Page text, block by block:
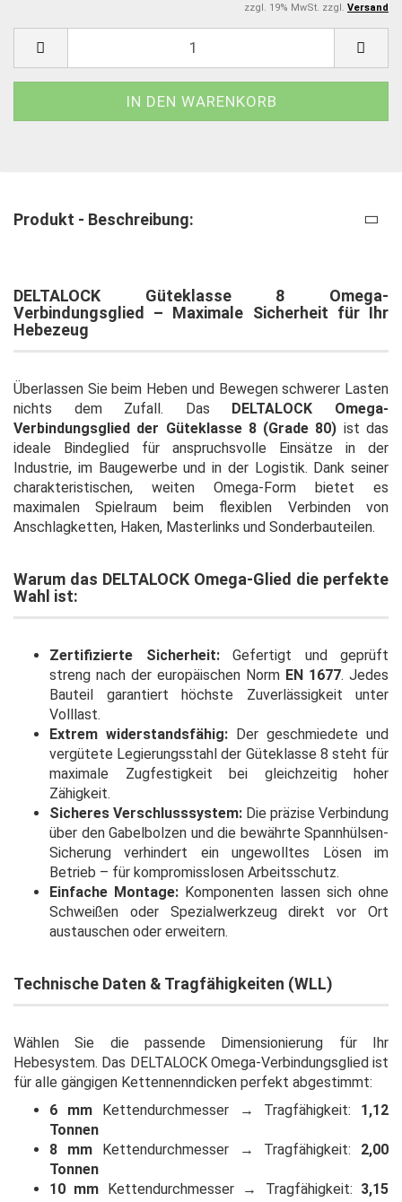
zzgl. 19% MwSt. zzgl. Versand
Produkt - Beschreibung:
DELTALOCK Güteklasse 8 Omega-
Verbindungsglied – Maximale Sicherheit für Ihr
Hebezeug
Überlassen Sie beim Heben und Bewegen schwerer Lasten
nichts dem Zufall. Das DELTALOCK Omega-
Verbindungsglied der Güteklasse 8 (Grade 80) ist das
ideale Bindeglied für anspruchsvolle Einsätze in der
Industrie, im Baugewerbe und in der Logistik. Dank seiner
charakteristischen, weiten Omega-Form bietet es
maximalen Spielraum beim flexiblen Verbinden von
Anschlagketten, Haken, Masterlinks und Sonderbauteilen.
Warum das DELTALOCK Omega-Glied die perfekte
Wahl ist:
Zertifizierte Sicherheit:Gefertigt und geprüft
streng nach der europäischen Norm EN 1677. Jedes
Bauteil garantiert höchste Zuverlässigkeit unter
Volllast.
Extrem widerstandsfähig: Der geschmiedete und
vergütete Legierungsstahl der Güteklasse 8 steht für
maximale Zugfestigkeit bei gleichzeitig hoher
Zähigkeit.
Sicheres Verschlusssystem: Die präzise Verbindung
über den Gabelbolzen und die bewährte Spannhülsen-
Sicherung verhindert ein ungewolltes Lösen im
Betrieb – für kompromisslosen Arbeitsschutz.
Einfache Montage: Komponenten lassen sich ohne
Schweißen oder Spezialwerkzeug direkt vor Ort
austauschen oder erweitern.
Technische Daten & Tragfähigkeiten (WLL)
Wählen Sie die passende Dimensionierung für Ihr
Hebesystem. Das DELTALOCK Omega-Verbindungsglied ist
für alle gängigen Kettennenndicken perfekt abgestimmt:
6 mm Kettendurchmesser → Tragfähigkeit: 1,12
Tonnen
8 mm Kettendurchmesser → Tragfähigkeit: 2,00
Tonnen
10 mm Kettendurchmesser → Tragfähigkeit: 3,15